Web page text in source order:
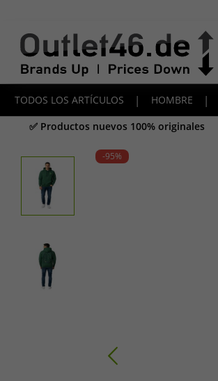
TODOS LOS ARTÍCULOS | HOMBRE |
✅ Productos nuevos 100% originales
-95%